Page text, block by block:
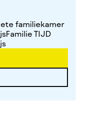
familiekamer
TIJD